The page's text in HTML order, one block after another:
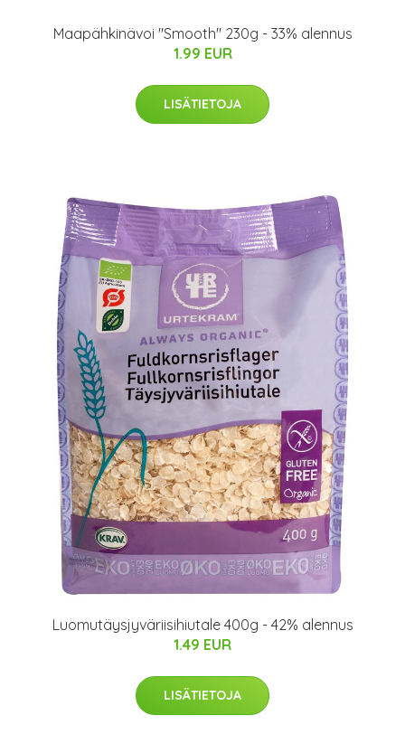
Maapähkinävoi "Smooth" 230g - 33% alennus
1.99 EUR
LISÄTIETOJA
Luomutäysjyväriisihiutale 400g - 42% alennus
1.49 EUR
LISÄTIETOJA